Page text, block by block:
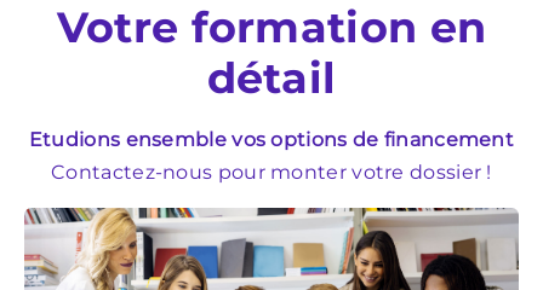
Votre formation en
détail
Etudions ensemble vos options de financement
Contactez-nous pour monter votre dossier !